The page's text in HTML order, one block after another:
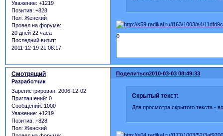
Уважение: +1219
Позитив: +828
Пол: Женский
Провел на форуме:
20 дней 22 часа
Последний визит:
2011-12-19 21:08:17
0
Поделиться2010-03-03 08:49:33
Смотрящий
Разработчик
Зарегистрирован: 2006-12-02
Приглашений: 0
Сообщений: 1000
Уважение: +1219
Позитив: +828
Пол: Женский
Скрытый текст:
Для просмотра скрытого текста -